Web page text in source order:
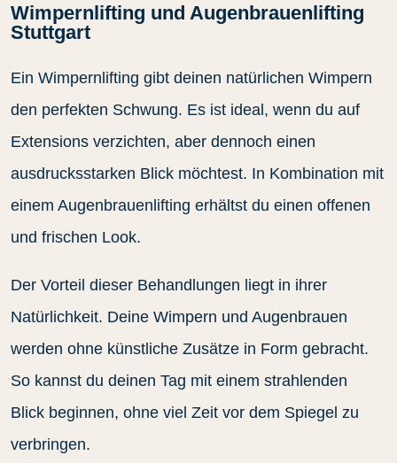
Wimpernlifting und Augenbrauenlifting
Stuttgart
Ein Wimpernlifting gibt deinen natürlichen Wimpern
den perfekten Schwung. Es ist ideal, wenn du auf
Extensions verzichten, aber dennoch einen
ausdrucksstarken Blick möchtest. In Kombination mit
einem Augenbrauenlifting erhältst du einen offenen
und frischen Look.
Der Vorteil dieser Behandlungen liegt in ihrer
Natürlichkeit. Deine Wimpern und Augenbrauen
werden ohne künstliche Zusätze in Form gebracht.
So kannst du deinen Tag mit einem strahlenden
Blick beginnen, ohne viel Zeit vor dem Spiegel zu
verbringen.